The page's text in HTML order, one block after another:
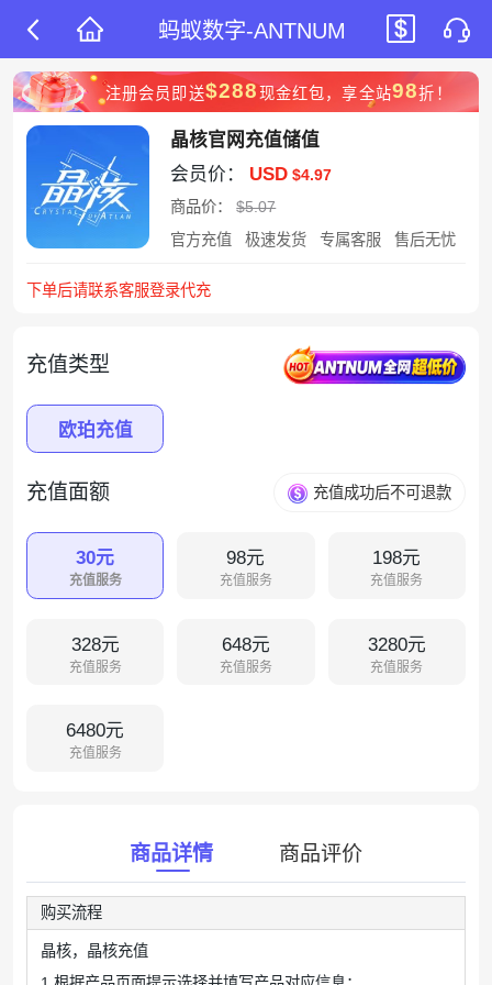
蚂蚁数字-ANTNUM
注册会员即送$288现金红包，享全站98折！
晶核官网充值储值
会员价：
USD $4.97
商品价：$5.07
官方充值
极速发货 专属客服 售后无忧
下单后请联系客服登录代充
充值类型
欧珀充值
充值面额 充值成功后不可退款
30元
充值服务
98元
充值服务
198元
充值服务
328元
充值服务
648元
充值服务
3280元
充值服务
6480元
充值服务
商品详情 商品评价
购买流程
晶核，晶核充值